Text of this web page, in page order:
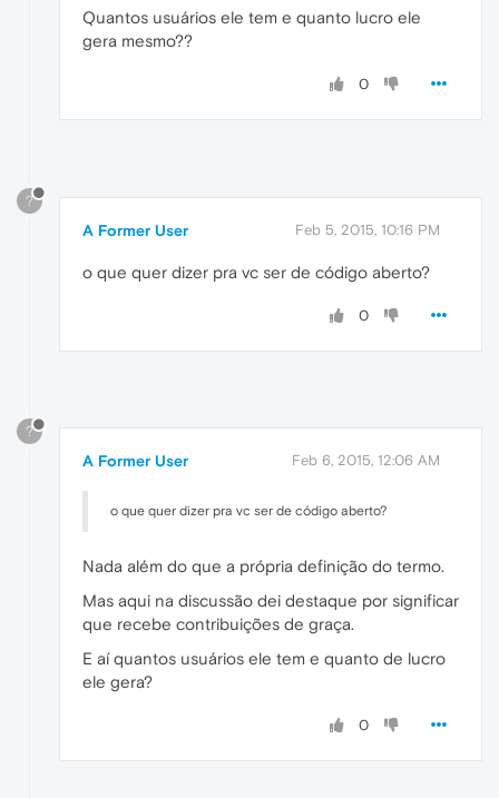
Quantos usuários ele tem e quanto lucro ele
gera mesmo??
0
?
A Former User Feb 5, 2015, 10:16 PM
o que quer dizer pra vc ser de código aberto?
0
?
A Former User Feb 6, 2015, 12:06 AM
o que quer dizer pra vc ser de código aberto?
Nada além do que a própria definição do termo.
Mas aqui na discussão dei destaque por significar
que recebe contribuições de graça.
E aí quantos usuários ele tem e quanto de lucro
ele gera?
0